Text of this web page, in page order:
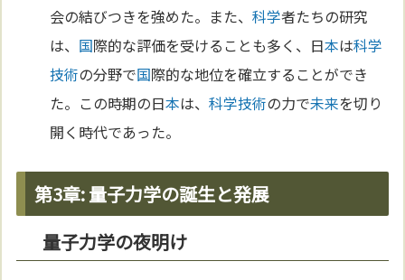
会の結びつきを強めた。また、科学者たちの研究
は、 国際的な評価を受けることも多く、日本は科学
技術の分野で国際的な地位を確立することができ
た。この時期の日本は、科学技術の力で未来を切り
開く時代であった。
第3章: 量子力学の誕生と発展
量子力学の夜明け